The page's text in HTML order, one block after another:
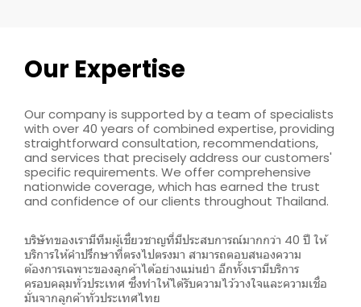
Our Expertise
Our company is supported by a team of specialists
with over 40 years of combined expertise, providing
straightforward consultation, recommendations,
and services that precisely address our customers'
specific requirements. We offer comprehensive
nationwide coverage, which has earned the trust
and confidence of our clients throughout Thailand.
บริษัทของเรามีทีมผู้เชี่ยวชาญที่มีประสบการณ์มากกว่า 40 ปี ให้
บริการให้คำปรึกษาที่ตรงไปตรงมา สามารถตอบสนองความ
ต้องการเฉพาะของลูกค้าได้อย่างแม่นยำ อีกทั้งเรามีบริการ
ครอบคลุมทั่วประเทศ ซึ่งทำให้ได้รับความไว้วางใจและความเชื่อ
มั่นจากลูกค้าทั่วประเทศไทย